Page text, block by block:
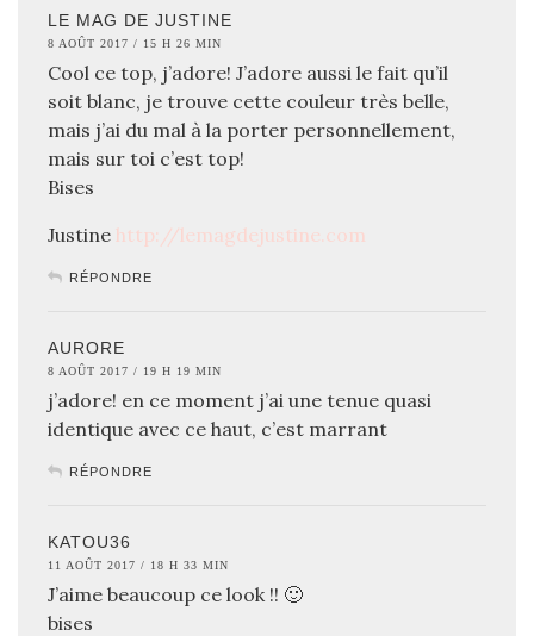
LE MAG DE JUSTINE
8 AOÛT 2017 / 15 H 26 MIN
Cool ce top, j’adore! J’adore aussi le fait qu’il
soit blanc, je trouve cette couleur très belle,
mais j’ai du mal à la porter personnellement,
mais sur toi c’est top!
Bises
Justine http://lemagdejustine.com
RÉPONDRE
AURORE
8 AOÛT 2017 / 19 H 19 MIN
j’adore! en ce moment j’ai une tenue quasi
identique avec ce haut, c’est marrant
RÉPONDRE
KATOU36
11 AOÛT 2017 / 18 H 33 MIN
J’aime beaucoup ce look !! 🙂
bises